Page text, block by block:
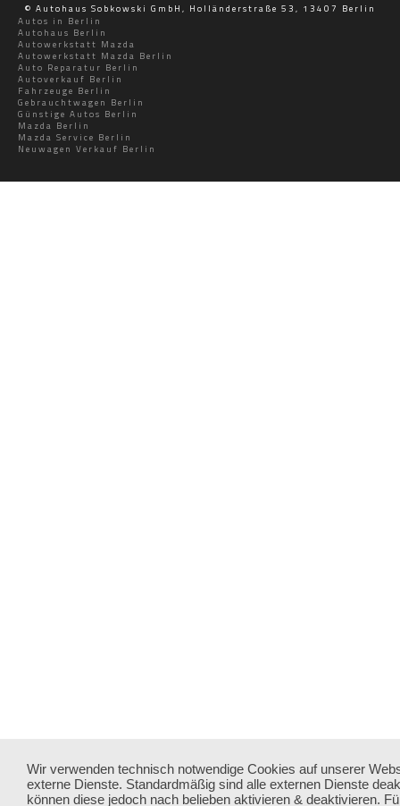
© Autohaus Sobkowski GmbH, Holländerstraße 53, 13407 Berlin
Autos in Berlin
Autohaus Berlin
Autowerkstatt Mazda
Autowerkstatt Mazda Berlin
Auto Reparatur Berlin
Autoverkauf Berlin
Fahrzeuge Berlin
Gebrauchtwagen Berlin
Günstige Autos Berlin
Mazda Berlin
Mazda Service Berlin
Neuwagen Verkauf Berlin
Wir verwenden technisch notwendige Cookies auf unserer
externe Dienste. Standardmäßig sind alle externen Dienste
können diese jedoch nach belieben aktivieren & deaktivieren.